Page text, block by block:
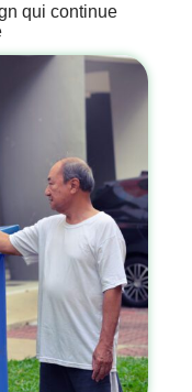
qui continue